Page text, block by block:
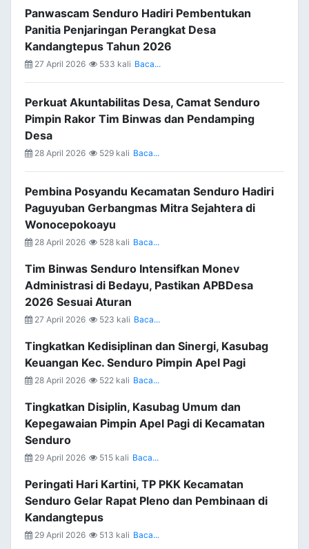
Panwascam Senduro Hadiri Pembentukan
Panitia Penjaringan Perangkat Desa
Kandangtepus Tahun 2026
27 April 2026 533 kali Baca...
Perkuat Akuntabilitas Desa, Camat Senduro
Pimpin Rakor Tim Binwas dan Pendamping
Desa
28 April 2026 529 kali Baca...
Pembina Posyandu Kecamatan Senduro Hadiri
Paguyuban Gerbangmas Mitra Sejahtera di
Wonocepokoayu
28 April 2026 528 kali Baca...
Tim Binwas Senduro Intensifkan Monev
Administrasi di Bedayu, Pastikan APBDesa
2026 Sesuai Aturan
27 April 2026 523 kali Baca...
Tingkatkan Kedisiplinan dan Sinergi, Kasubag
Keuangan Kec. Senduro Pimpin Apel Pagi
28 April 2026 522 kali Baca...
Tingkatkan Disiplin, Kasubag Umum dan
Kepegawaian Pimpin Apel Pagi di Kecamatan
Senduro
29 April 2026 515 kali Baca...
Peringati Hari Kartini, TP PKK Kecamatan
Senduro Gelar Rapat Pleno dan Pembinaan di
Kandangtepus
29 April 2026 513 kali Baca...